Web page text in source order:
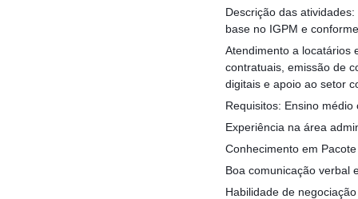
Descrição das
base no IGPM e
Atendimento a locatários
contratuais, emissão de
digitais e apoio ao setor
Requisitos: Ensino
Experiência na área
Conhecimento em
Boa comunicação verbal
Habilidade de